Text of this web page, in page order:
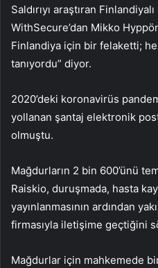
Saldırıyı araştıran
WithSecure’dan Mikko
Finlandiya için bir felaketti;
tanıyordu” diyor.
2020’deki koronavirüs
yollanan şantaj elektronik
olmuştu.
Mağdurların 2 bin 600’ünü
Raiskio, duruşmada, hasta
yayınlanmasının ardından
firmasıyla iletişime geçtiğini
Mağdurlar için mahkemede